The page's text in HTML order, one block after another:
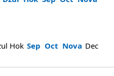
Hok Sep Oct Nova Dec